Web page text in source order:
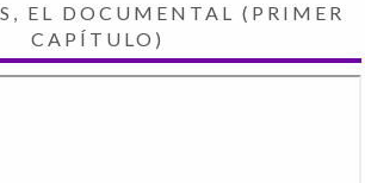
EL DOCUMENTAL (PRIMER
CAPÍTULO)